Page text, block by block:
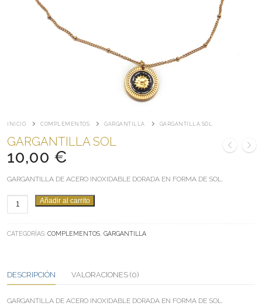
INICIO COMPLEMENTOS GARGANTILLA GARGANTILLA SOL
GARGANTILLA SOL
10,00 €
GARGANTILLA DE ACERO INOXIDABLE DORADA EN FORMA DE SOL.
GARGANTILLA
SOL
Añadir al carrito
CATEGORÍAS: COMPLEMENTOS GARGANTILLA
DESCRIPCIÓN VALORACIONES (0)
GARGANTILLA DE ACERO INOXIDABLE DORADA EN FORMA DE SOL.